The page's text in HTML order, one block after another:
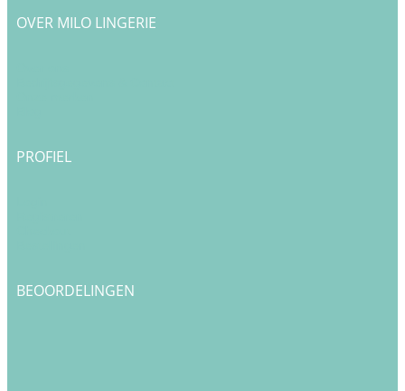
OVER MILO LINGERIE
PROFIEL
BEOORDELINGEN